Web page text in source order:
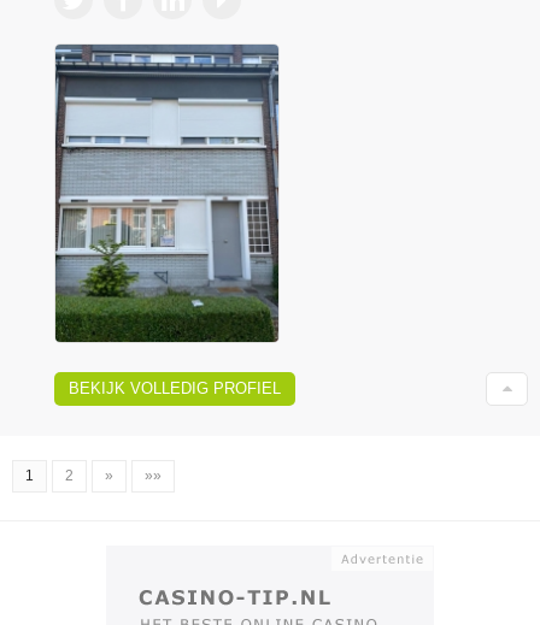
BEKIJK VOLLEDIG PROFIEL
1 2 » »»